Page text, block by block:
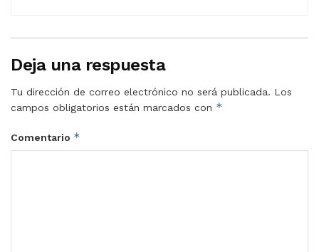
Deja una respuesta
Tu dirección de correo electrónico no será publicada. Los
campos obligatorios están marcados con *
Comentario *